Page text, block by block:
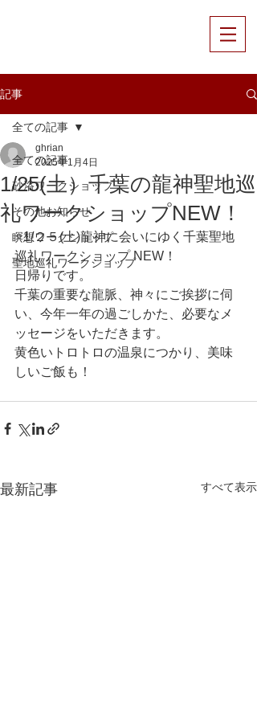
記事
全ての記事
砂浴ワークショップ
その他お知らせ
瞑想ワークショップ
聖地巡礼ワークショップ
全ての記事
1/25(土）千葉の龍神聖地巡
礼ワークショップNEW！
ghrian
2025年1月4日
⭐️1/２５(土)龍神に会いにゆく千葉聖地
巡礼ワークショップ NEW！
日帰りです。
千葉の重要な龍脈、神々にご挨拶に伺
い、今年一年の過ごしかた、必要なメ
ッセージをいただきます。
黄色いトロトロの温泉につかり、美味
しいご飯も！
最新記事 すべて表示